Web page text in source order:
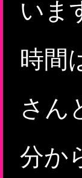
いま
時間
さん
分か